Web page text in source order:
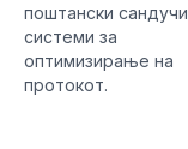
поштански
системи за
оптимизирање на
протокот.